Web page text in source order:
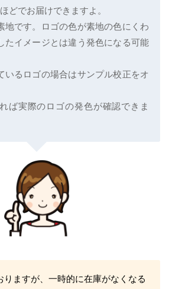
どでお届けできますよ。
地です。ロゴの色が素地の色にくわ
たイメージとは違う発色になる可能
いるロゴの場合はサンプル校正をオ
ば実際のロゴの発色が確認できま
ますが、一時的に在庫がなくなる